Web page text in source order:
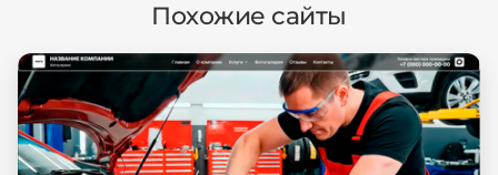
Похожие сайты